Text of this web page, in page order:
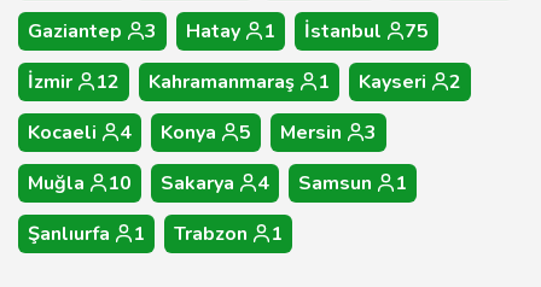
Gaziantep
3 Hatay 1 İstanbul
75
İzmir
12 Kahramanmaraş 1 Kayseri
2
Kocaeli
4 Konya 5 Mersin
3
Muğla
10 Sakarya 4 Samsun
1
Şanlıurfa
1 Trabzon 1